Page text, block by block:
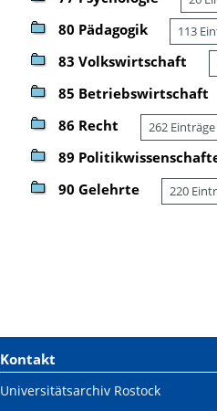
80 Pädagogik 113
83 Volkswirtschaft
85 Betriebswirtschaft
86 Recht 262 Einträge
89
90 Gelehrte 220
Kontakt
Universitätsarchiv Rostock